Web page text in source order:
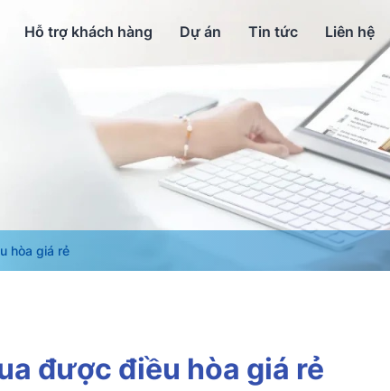
Hỗ trợ khách hàng Dự án Tin tức Liên hệ
hòa giá rẻ
được điều hòa giá rẻ